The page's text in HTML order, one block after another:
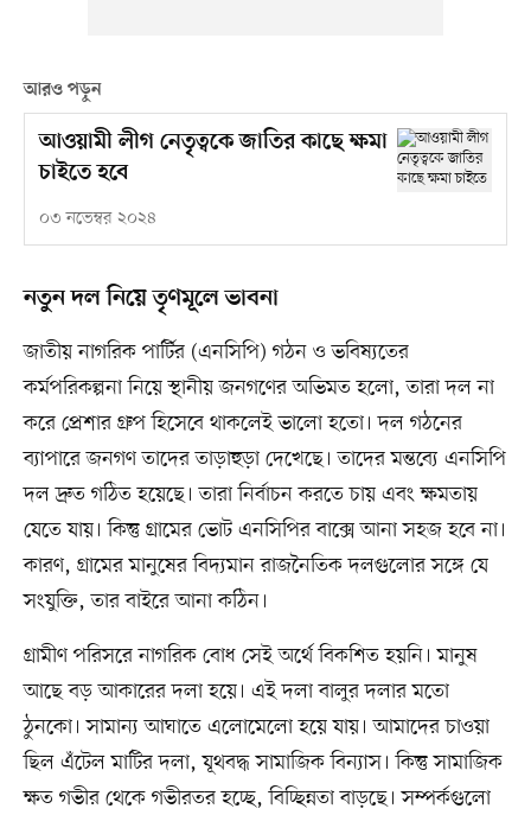
আরও পড়ুন
আওয়ামী লীগ নেতৃত্বকে জাতির কাছে ক্ষমা
চাইতে হবে
০৩ নভেম্বর ২০২৪
নতুন দল নিয়ে তৃণমূলে ভাবনা
জাতীয় নাগরিক পার্টির (এনসিপি) গঠন ও ভবিষ্যতের
কর্মপরিকল্পনা নিয়ে স্থানীয় জনগণের অভিমত হলো, তারা দল না
করে প্রেশার গ্রুপ হিসেবে থাকলেই ভালো হতো। দল গঠনের
ব্যাপারে জনগণ তাদের তাড়াহুড়া দেখেছে। তাদের মন্তব্যে এনসিপি
দল দ্রুত গঠিত হয়েছে। তারা নির্বাচন করতে চায় এবং ক্ষমতায়
যেতে যায়। কিন্তু গ্রামের ভোট এনসিপির বাক্সে আনা সহজ হবে না।
কারণ, গ্রামের মানুষের বিদ্যমান রাজনৈতিক দলগুলোর সঙ্গে যে
সংযুক্তি, তার বাইরে আনা কঠিন।
গ্রামীণ পরিসরে নাগরিক বোধ সেই অর্থে বিকশিত হয়নি। মানুষ
আছে বড় আকারের দলা হয়ে। এই দলা বালুর দলার মতো
ঠুনকো। সামান্য আঘাতে এলোমেলো হয়ে যায়। আমাদের চাওয়া
ছিল এঁটেল মাটির দলা, যূথবদ্ধ সামাজিক বিন্যাস। কিন্তু সামাজিক
ক্ষত গভীর থেকে গভীরতর হচ্ছে, বিচ্ছিন্নতা বাড়ছে। সম্পর্কগুলো